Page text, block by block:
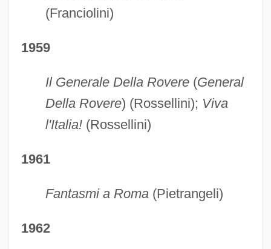
(Franciolini)
1959
Il Generale Della Rovere(General
Della Rovere) (Rossellini); Viva
l'Italia!(Rossellini)
1961
Fantasmi a Roma(Pietrangeli)
1962